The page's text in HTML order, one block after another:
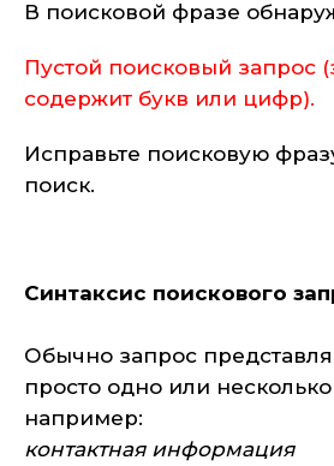
В поисковой фразе
Пустой поисковый запрос
содержит букв или цифр).
Исправьте поисковую
поиск.
Синтаксис поискового
Обычно запрос
просто одно или несколько
например:
контактная информация